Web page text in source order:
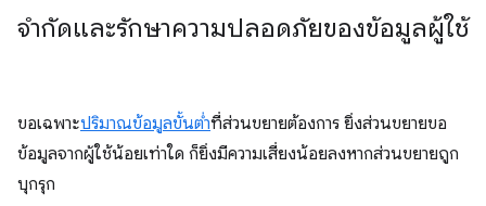
จำกัดและรักษาความปลอดภัยของข้อมูลผู้ใช้
ขอเฉพาะปริมาณข้อมูลขั้นต่ำที่ส่วนขยายต้องการ ยิ่งส่วนขยายขอ
ข้อมูลจากผู้ใช้น้อยเท่าใด ก็ยิ่งมีความเสี่ยงน้อยลงหากส่วนขยายถูก
บุกรุก